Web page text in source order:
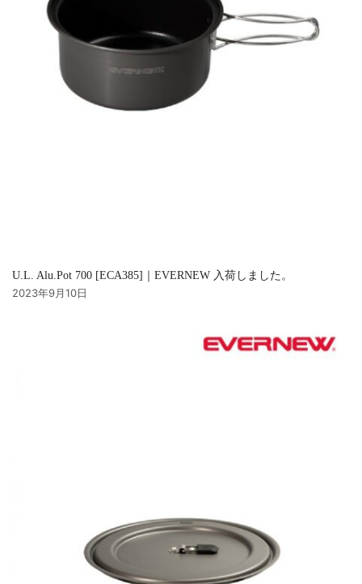
U.L. Alu.Pot 700 [ECA385]｜EVERNEW 入荷しました。
2023年9月10日